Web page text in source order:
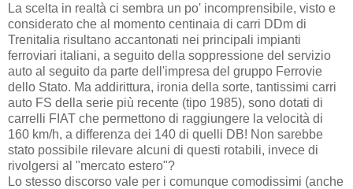
La scelta in realtà ci sembra un po' incomprensibile, visto e
considerato che al momento centinaia di carri DDm di
Trenitalia risultano accantonati nei principali impianti
ferroviari italiani, a seguito della soppressione del servizio
auto al seguito da parte dell'impresa del gruppo Ferrovie
dello Stato. Ma addirittura, ironia della sorte, tantissimi carri
auto FS della serie più recente (tipo 1985), sono dotati di
carrelli FIAT che permettono di raggiungere la velocità di
160 km/h, a differenza dei 140 di quelli DB! Non sarebbe
stato possibile rilevare alcuni di questi rotabili, invece di
rivolgersi al "mercato estero"?
Lo stesso discorso vale per i comunque comodissimi (anche